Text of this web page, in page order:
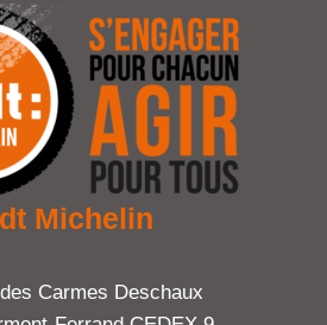
Michelin
Carmes Deschaux